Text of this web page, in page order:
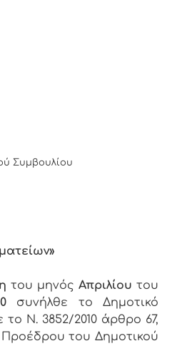
Συμβουλίου
του μηνόςΑπριλίου του
συνήλθε το Δημοτικό
Ν. 3852/2010 άρθρο 67,
του Δημοτικού